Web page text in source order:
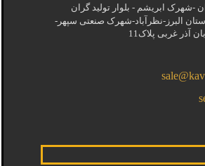
-شهرک ابریشم - بلوار تولید گران
البرز-نظرآباد-شهرک صنعتی سپهر-
آذر غربی پلاک11